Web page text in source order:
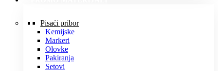
Pisaći pribor
Kemijske
Markeri
Olovke
Pakiranja
Setovi